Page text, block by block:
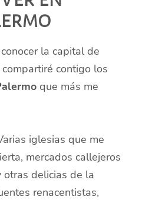
la capital de
contigo los
que más me
iglesias que me
mercados callejeros
delicias de la
renacentistas,